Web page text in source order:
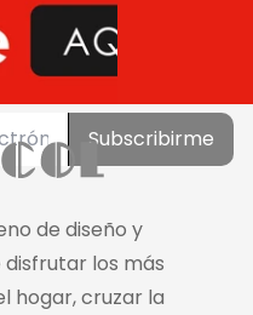
Subscribirme
de diseño y
los más
hogar, cruzar la